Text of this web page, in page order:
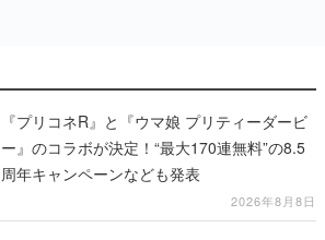
『プリコネR』と『ウマ娘 プリティーダービ
ー』のコラボが決定！“最大170連無料”の8.5
周年キャンペーンなども発表
2026年8月8日